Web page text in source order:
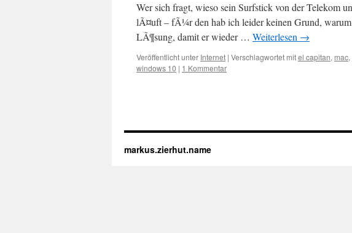
Wer sich fragt, wieso sein Surfstick von der Telekom
lÃ¤uft – fÃ¼r den hab ich leider keinen Grund, warum
LÃ¶sung, damit er wieder … Weiterlesen →
Veröffentlicht unter Internet | Verschlagwortet mitel capitan, mac,
windows 10 | 1 Kommentar
markus.zierhut.name